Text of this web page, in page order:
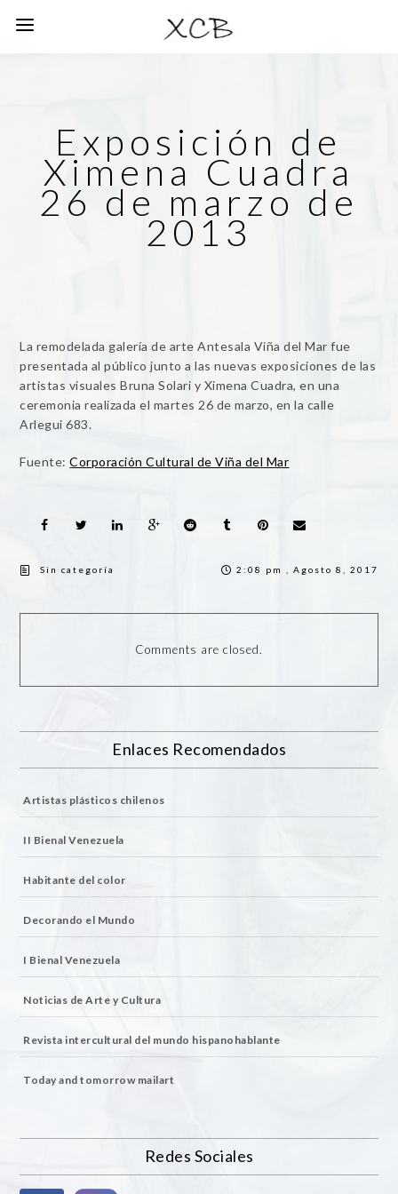
Exposición de
Ximena Cuadra
26 de marzo de
2013
La remodelada galería de arte Antesala Viña del Mar fue
presentada al público junto a las nuevas exposiciones de las
artistas visuales Bruna Solari y Ximena Cuadra, en una
ceremonia realizada el martes 26 de marzo, en la calle
Arlegui 683.
Fuente:Corporación Cultural de Viña del Mar
Sin categoría 2:08 pm , Agosto 8, 2017
Comments are closed.
Enlaces Recomendados
Artistas plásticos chilenos
II Bienal Venezuela
Habitante del color
Decorando el Mundo
I Bienal Venezuela
Noticias de Arte y Cultura
Revista intercultural del mundo hispanohablante
Today and tomorrow mailart
Redes Sociales